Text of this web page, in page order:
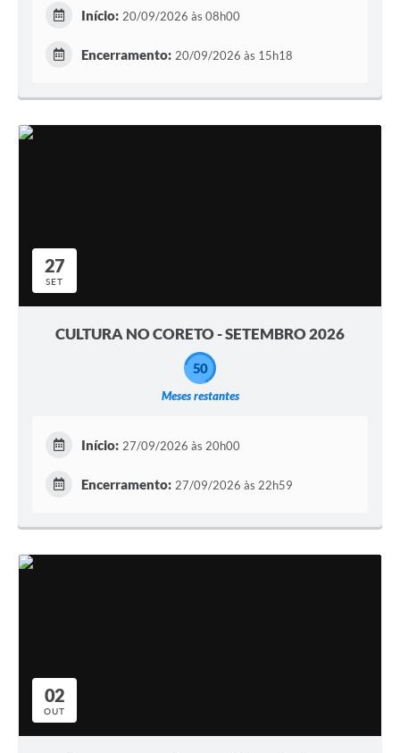
Início: 20/09/2026 às 08h00
Encerramento: 20/09/2026 às 15h18
27
SET
CULTURA NO CORETO - SETEMBRO 2026
Meses restantes
50
Início: 27/09/2026 às 20h00
Encerramento: 27/09/2026 às 22h59
02
OUT